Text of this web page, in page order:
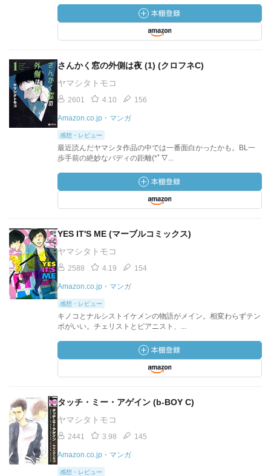
さんかく窓の外側は夜 (1) (クロフネC)
ヤマシタトモコ
2601 4.10 156
Amazon.co.jp・マンガ
感想・レビュー
最近読んだヤマシタ作品の中では一番面白かったかも。BL一
歩手前の絶妙なバディの距離(*ﾟ▽...
YES IT'S ME (マーブルコミックス)
ヤマシタトモコ
2588 4.19 154
Amazon.co.jp・マンガ
感想・レビュー
キノコとナルシストイケメンの物語がメイン。相変わらずテン
ポがいい。チェリストとピアニスト、...
タッチ・ミー・アゲイン (b-BOY C)
ヤマシタトモコ
2441 3.98 145
Amazon.co.jp・マンガ
感想・レビュー